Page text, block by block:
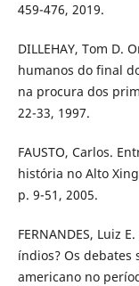
459-476, 2019.
DILLEHAY, Tom D.
humanos do final
na procura dos
22-33, 1997.
FAUSTO, Carlos.
história no Alto
p. 9-51, 2005.
FERNANDES, Luiz
índios? Os debates
americano no